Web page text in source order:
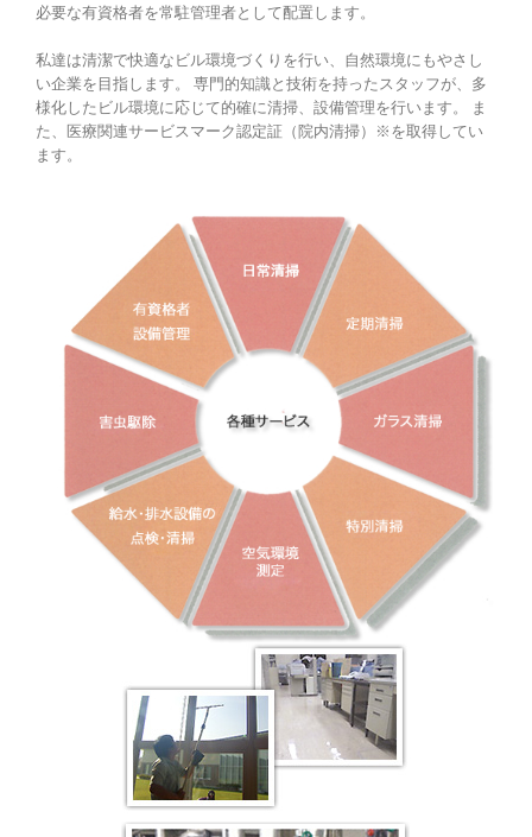
必要な有資格者を常駐管理者として配置します。
私達は清潔で快適なビル環境づくりを行い、自然環境にもやさし
い企業を目指します。 専門的知識と技術を持ったスタッフが、多
様化したビル環境に応じて的確に清掃、設備管理を行います。 ま
た、医療関連サービスマーク認定証（院内清掃）※を取得してい
ます。